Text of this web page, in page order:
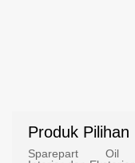
Produk Pilihan
Sparepart Oil